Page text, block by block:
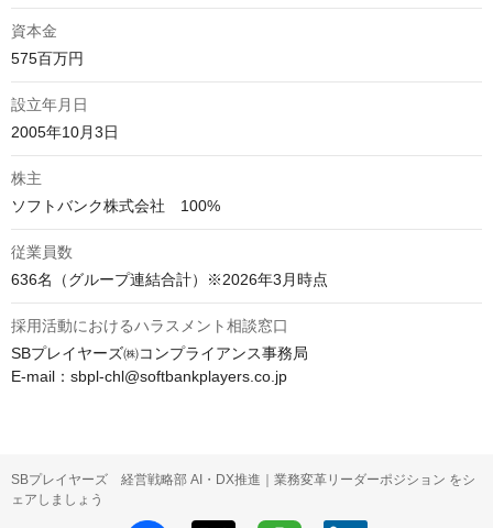
資本金
575百万円
設立年月日
2005年10月3日
株主
ソフトバンク株式会社　100%
従業員数
636名（グループ連結合計）※2026年3月時点
採用活動におけるハラスメント相談窓口
SBプレイヤーズ㈱コンプライアンス事務局
E-mail：sbpl-chl@softbankplayers.co.jp
SBプレイヤーズ 経営戦略部 AI・DX推進｜業務変革リーダーポジション をシ
ェアしましょう